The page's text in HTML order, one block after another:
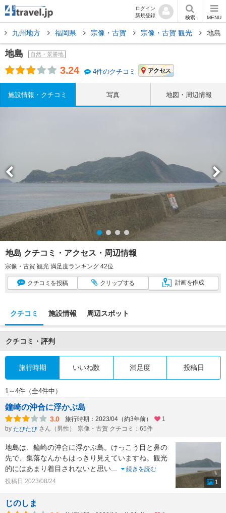
ログイン
新規登録
検索 MENU
九州地方 福岡県 宗像・古賀 宗像・古賀 観光 地島
地島 自然・景勝地
3.24 4件のクチコミ アクセス
施設情報・クチコミ 写真 地図・周辺情報
地島 クチコミ・アクセス・周辺情報
宗像・古賀 観光 満足度ランキング 42位
クチコミ を投稿 クリップする 計画を作成
クチコミ 施設情報 周辺スポット
クチコミ・評判
旅行時期 いいね数 満足度 投稿日
1～4件（全4件中）
鐘崎の沖合に浮かぶ島
3.0 旅行時期：2023/04（約3年前）
1
by たびたび さん（男性） 宗像・古賀 クチコミ：65件
地島は、鐘崎の沖合に浮かぶ島。けっこう目と鼻の
先で、集落なんかもはっきり見えていますね。観光
的にはあまり着目されないと思い...
続きを読む
投稿日:2023/08/24
1
じのしま